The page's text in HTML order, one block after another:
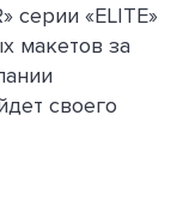
серии «ELITE»
макетов за
своего